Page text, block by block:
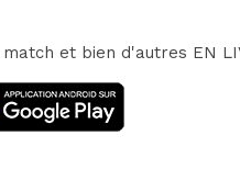
et bien d'autres EN